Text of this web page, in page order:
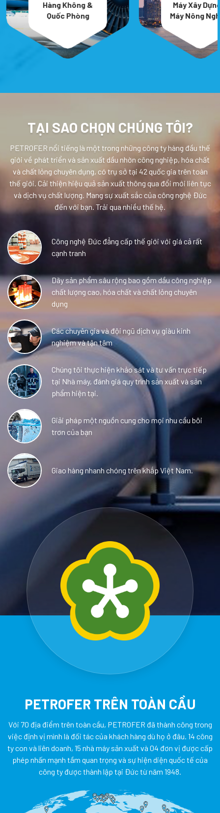
Máy Xây Dựng &
Máy Nông Nghiệp
Kiến Trúc &
Dựng
TẠI SAO CHỌN CHÚNG TÔI?
PETROFER nổi tiếng là một trong những công ty hàng đầu thế
giới về phát triển và sản xuất dầu nhờn công nghiệp, hóa chất
và chất lỏng chuyên dụng, có trụ sở tại 42 quốc gia trên toàn
thế giới. Cải thiện hiệu quả sản xuất thông qua đổi mới liên tục
và dịch vụ chất lượng. Mang sự xuất sắc của công nghệ Đức
đến với bạn. Trải qua nhiều thế hệ.
Công nghệ Đức đẳng cấp thế giới với giá cả rất
cạnh tranh
Dãy sản phẩm sâu rộng bao gồm dầu công nghiệp
chất lượng cao, hóa chất và chất lỏng chuyên
dụng
Các chuyên gia và đội ngũ dịch vụ giàu kinh
nghiệm và tận tâm
Chúng tôi thực hiện khảo sát và tư vấn trực tiếp
tại Nhà máy, đánh giá quy trình sản xuất và sản
phẩm hiện tại.
Giải pháp một nguồn cung cho mọi nhu cầu bôi
trơn của bạn
Giao hàng nhanh chóng trên khắp Việt Nam.
PETROFER TRÊN TOÀN CẦU
Với 70 địa điểm trên toàn cầu, PETROFER đã thành công trong
việc định vị mình là đối tác của khách hàng dù họ ở đâu. 14 công
ty con và liên doanh, 15 nhà máy sản xuất và 04 đơn vị được cấp
phép nhấn mạnh tầm quan trọng và sự hiện diện quốc tế của
công ty được thành lập tại Đức từ năm 1948.